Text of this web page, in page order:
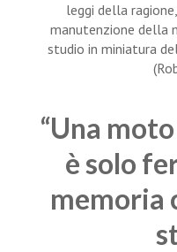
leggi della
manutenzione della
studio in miniatura
“Una
è solo
memoria